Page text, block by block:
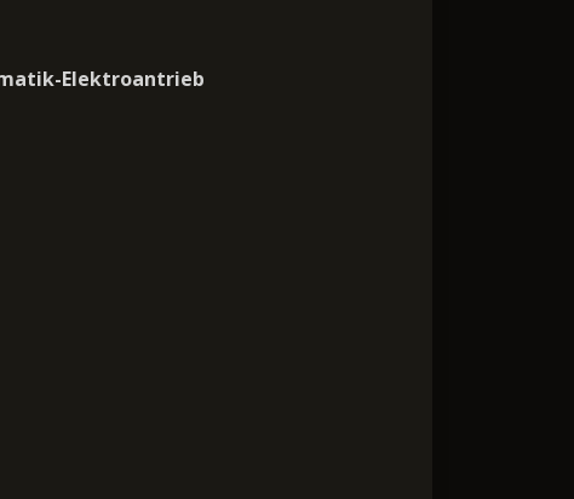
Elektroantrieb